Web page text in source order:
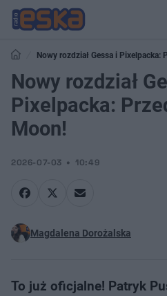
Nowy rozdział Gessa i Pixelpacka:
Nowy rozdział
Pixelpacka:
Moon!
2026-07-03 10:49
Magdalena Dorożalska
To już oficjalne! Patryk